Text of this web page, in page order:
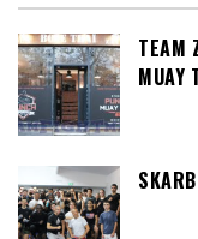
TEAM
MUAY